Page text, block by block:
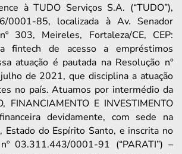
à TUDO Serviços S.A. (“TUDO”),
0001-85, localizada à Av. Senador
303, Meireles, Fortaleza/CE, CEP:
fintech de acesso a empréstimos
atuação é pautada na Resolução nº
de 2021, que disciplina a atuação
no país. Atuamos por intermédio da
FINANCIAMENTO E INVESTIMENTO
devidamente, com sede na
Estado do Espírito Santo, e inscrita no
03.311.443/0001-91 (“PARATI”) –